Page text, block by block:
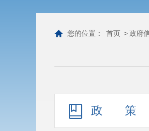
您的位置： 首页 >政府
政